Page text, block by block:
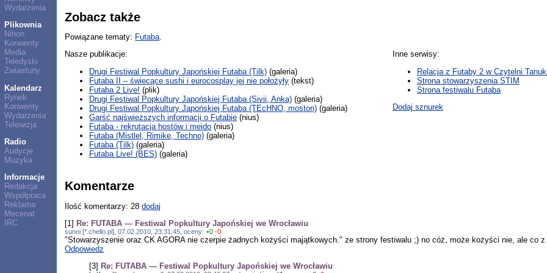
Wydarzenia
Plikownia
Nihon
Konwenty
Media
Teledyski
Zwiastuny
Kalendarz
Rynek
Konwenty
Wydarzenia
Telewizja
Radio
Audycje
Muzyka
Informacje
Redakcja
Współpraca
Reklama
Mecenat
IRC
Zobacz także
Powiązane tematy: Futaba
Nasze publikacje:
Drugi Festiwal Popkultury Japońskiej Futaba (Tilk) (galeria)
Futaba II – świecące sushi i eurocosplay jej nie położyły (tekst)
Futaba 2 Live! (plik)
Drugi Festiwal Popkultury Japońskiej Futaba (Sivii, Anka) (galeria)
Drugi Festiwal Popkultury Japońskiej Futaba (TEcHNO, moston) (galeria)
Garść najświeższych informacji o Futabie (nius)
Futaba - rekrutacja hostów i meido (nius)
Futaba (Mistlel, Rimike, Techno) (galeria)
Futaba (Tilk) (galeria)
Futaba Live! (BES) (galeria)
Inne serwisy:
Relacja z Futaby 2 w Czytelni
Strona stowarzyszenia STIM
Strona festiwalu Futaba
Dodaj sznurek
Komentarze
Ilość komentarzy: 28dodaj
[1] Re: FUTABA — Festiwal Popkultury Japońskiej we Wrocławiu
sunni [*.chello.pl], 07.02.2010, 23:31:45, oceny:+0 -0
"Stowarzyszenie oraz CK AGORA nie czerpie żadnych kożyści majątkowych." ze strony festiwalu ;) no cóż, może kożyści nie, ale co
Odpowiedz
[3] Re: FUTABA — Festiwal Popkultury Japońskiej we Wrocławiu